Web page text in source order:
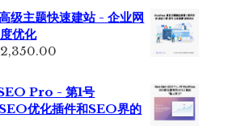
：
。
价
格
¥6,500.00。
主题快速建站 - 企业网
优化
：
。
2,350.00
价
格
为：
Pro - 第1号
优化插件和SEO界的